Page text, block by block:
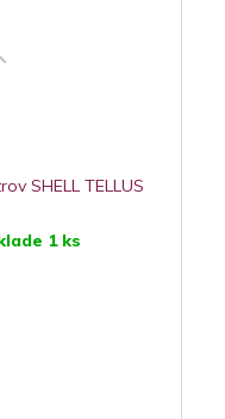
SHELL TELLUS
1 ks